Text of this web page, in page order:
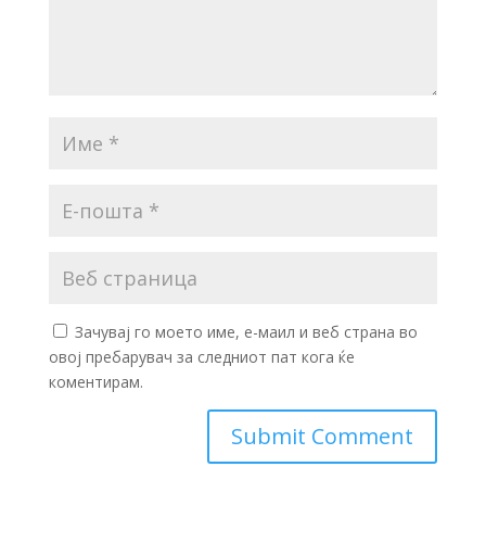
Зачувај го моето име, е-маил и веб страна во
овој пребарувач за следниот пат кога ќе
коментирам.